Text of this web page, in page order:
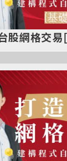
股網格交